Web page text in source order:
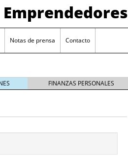
Notas de prensa Contacto
FINANZAS PERSONALES